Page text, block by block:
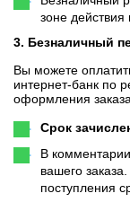
зоне
3. Безналичный
Вы можете
интернет-банк по
оформления заказа.
Срок
В
вашего
поступления